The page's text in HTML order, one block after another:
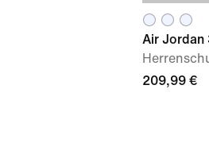
Air Jordan
209,99 €